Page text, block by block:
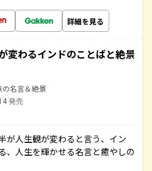
詳細を見る
変わるインドのことばと絶景
の名言＆絶景
発売
が人生観が変わると言う、イン
、人生を輝かせる名言と癒やしの